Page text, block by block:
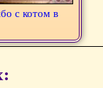
с котом в